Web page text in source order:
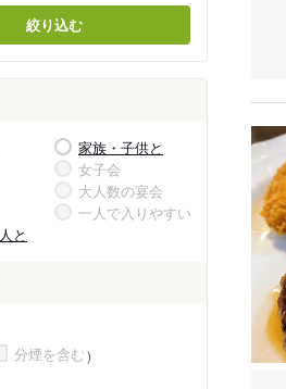
絞り込む
家族・子供と
女子会
大人数の宴会
一人で入りやすい
と
分煙を含む